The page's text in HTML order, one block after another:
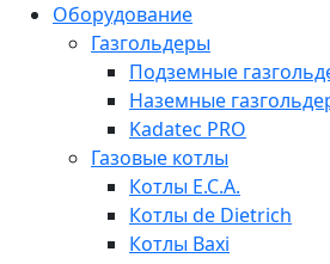
Оборудование
Газгольдеры
Подземные
Наземные
Kadatec PRO
Газовые котлы
Котлы E.C.A.
Котлы de Dietrich
Котлы Baxi